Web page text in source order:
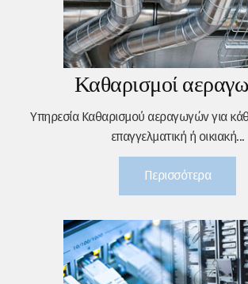
Καθαρισμοί
Υπηρεσία Καθαρισμού αεραγωγών για
επαγγελματική ή οικιακή...
Περισσότερα